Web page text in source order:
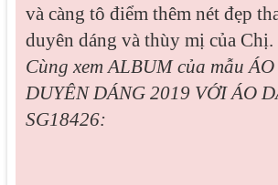
và càng tô điểm thêm nét đẹp
duyên dáng và thùy mị của Chị.
Cùng xem ALBUM của mẫu
DUYÊN DÁNG 2019 VỚI ÁO
SG18426: